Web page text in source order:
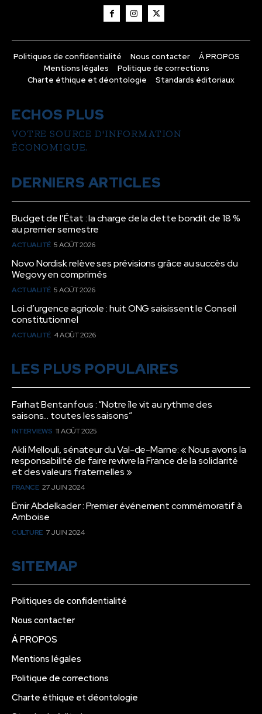
Politiques de confidentialité Nous contacter
Á PROPOS
Mentions légales
Politique de corrections
Charte éthique et déontologie
Standards éditoriaux
ECHOS PLUS
VOTRE SOURCE D'INFORMATION
ÉCONOMIQUE.
DERNIERS ARTICLES
Budget de l’État : la charge de la dette bondit de 18 %
au premier semestre
ACTUALITÉ 5 AOÛT 2026
Novo Nordisk relève ses prévisions grâce au succès du
Wegovy en comprimés
ACTUALITÉ 5 AOÛT 2026
Loi d’urgence agricole : huit ONG saisissent le Conseil
constitutionnel
ACTUALITÉ 4 AOÛT 2026
LES PLUS POPULAIRES
Farhat Bentanfous : “Notre île vit au rythme des
saisons… toutes les saisons”
INTERVIEWS 11 AOÛT 2025
Akli Mellouli, sénateur du Val-de-Marne: « Nous avons la
responsabilité de faire revivre la France de la solidarité
et des valeurs fraternelles »
FRANCE 27 JUIN 2024
Émir Abdelkader : Premier événement commémoratif à
Amboise
CULTURE 7 JUIN 2024
SITEMAP
Politiques de confidentialité
Nous contacter
Á PROPOS
Mentions légales
Politique de corrections
Charte éthique et déontologie